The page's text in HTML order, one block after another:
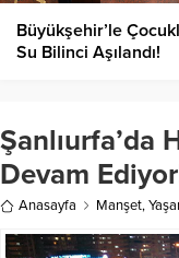
Büyükşehir’le
Su Bilinci Aşılandı!
Şanlıurfa’da
Devam
Anasayfa Manşet,